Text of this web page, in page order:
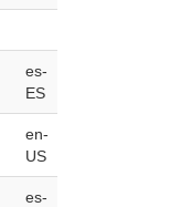
es-
ES
en-
US
es-